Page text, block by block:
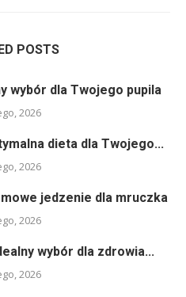
POSTS
wybór dla Twojego pupila
2026
dieta dla Twojego...
2026
jedzenie dla mruczka
2026
wybór dla zdrowia...
2026